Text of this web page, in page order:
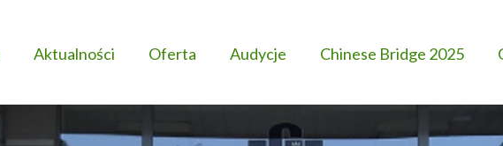
Aktualności Oferta Audycje Chinese Bridge 2025